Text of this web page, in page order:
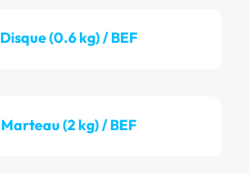
Disque (0.6 kg) / BEF
Marteau (2 kg) / BEF